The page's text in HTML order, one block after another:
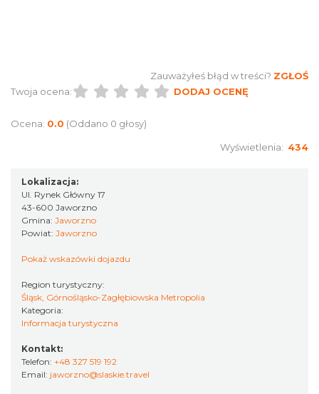
Zauważyłeś błąd w treści? ZGŁOŚ
Twoja ocena:
DODAJ OCENĘ
Ocena: 0.0 (Oddano 0 głosy)
Wyświetlenia: 434
Lokalizacja:
Ul. Rynek Główny 17
43-600 Jaworzno
Gmina: Jaworzno
Powiat: Jaworzno
Pokaż wskazówki dojazdu
Region turystyczny:
Śląsk, Górnośląsko-Zagłębiowska Metropolia
Kategoria:
Informacja turystyczna
Kontakt:
Telefon: +48 327 519 192
Email: jaworzno@slaskie.travel